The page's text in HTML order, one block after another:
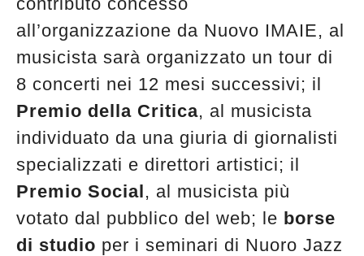
all’organizzazione da Nuovo IMAIE, al
musicista sarà organizzato un tour di
8 concerti nei 12 mesi successivi; il
Premio della Critica, al musicista
individuato da una giuria di giornalisti
specializzati e direttori artistici; il
Premio Social, al musicista più
votato dal pubblico del web; le borse
di studio per i seminari di Nuoro Jazz